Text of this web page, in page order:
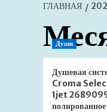
ГЛАВНАЯ
Души
Душевая
Croma
1jet